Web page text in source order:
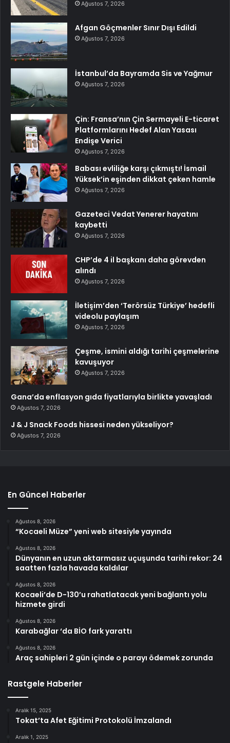
Ağustos 7, 2026
Afgan Göçmenler Sınır Dışı Edildi
Ağustos 7, 2026
İstanbul’da Bayramda Sis ve Yağmur
Ağustos 7, 2026
Çin: Fransa’nın Çin Sermayeli E-ticaret
Platformlarını Hedef Alan Yasası
Endişe Verici
Ağustos 7, 2026
Babası evliliğe karşı çıkmıştı! İsmail
Yüksek’in eşinden dikkat çeken hamle
Ağustos 7, 2026
Gazeteci Vedat Yenerer hayatını
kaybetti
Ağustos 7, 2026
CHP’de 4 il başkanı daha görevden
alındı
Ağustos 7, 2026
İletişim’den ‘Terörsüz Türkiye’ hedefli
videolu paylaşım
Ağustos 7, 2026
Çeşme, ismini aldığı tarihi çeşmelerine
kavuşuyor
Ağustos 7, 2026
Gana’da enflasyon gıda fiyatlarıyla birlikte yavaşladı
Ağustos 7, 2026
J & J Snack Foods hissesi neden yükseliyor?
Ağustos 7, 2026
En Güncel Haberler
Ağustos 8, 2026
“Kocaeli Müze” yeni web sitesiyle yayında
Ağustos 8, 2026
Dünyanın en uzun aktarmasız uçuşunda tarihi rekor: 24
saatten fazla havada kaldılar
Ağustos 8, 2026
Kocaeli’de D-130’u rahatlatacak yeni bağlantı yolu
hizmete girdi
Ağustos 8, 2026
Karabağlar ‘da BİO fark yarattı
Ağustos 8, 2026
Araç sahipleri 2 gün içinde o parayı ödemek zorunda
Rastgele Haberler
Aralık 15, 2025
Tokat’ta Afet Eğitimi Protokolü İmzalandı
Aralık 1, 2025